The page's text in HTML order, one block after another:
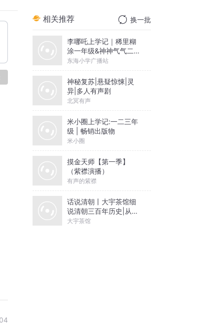
相关推荐 换一批
李哪吒上学记｜稀里糊
涂一年级&神神气气二年
级
东海小学广播站
神秘复苏|悬疑惊悚|灵
异|多人有声剧
北冥有声
米小圈上学记:一二三年
级 | 畅销出版物
米小圈
摸金天师【第一季】
（紫襟演播）
有声的紫襟
话说清朝丨大宇茶馆细
说清朝三百年历史|从努
尔哈赤到末代皇帝溥仪|
大宇茶馆